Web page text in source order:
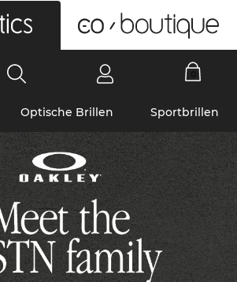
Optische Brillen Sportbrillen